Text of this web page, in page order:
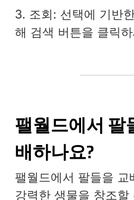
3. 조회: 선택에 기반
해 검색 버튼을 클릭
팰월드에서 팔
배하나요?
팰월드에서 팔들을 교
강력한 생물을 창조할